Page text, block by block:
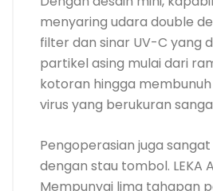
Mempunyai lima tahapan
partikel udara secara
filter – HEPA11 – Karbon
Ion negatif (Anion).
ini harus selalu dicolok
rechargeable .
8. Bowin Car Air
ANION Oxy Mini